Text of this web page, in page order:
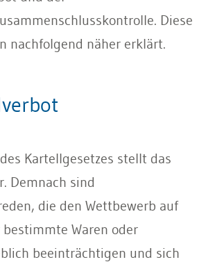
Diese
nachfolgend näher erklärt.
des Kartellgesetzes stellt das
Demnach sind
die den Wettbewerb auf
Waren oder
beeinträchtigen und sich